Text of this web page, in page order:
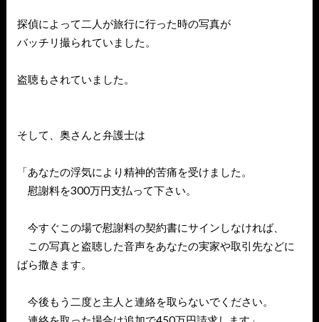
探偵によって二人が旅行に行った時の写真が
バッチリ撮られていました。
盗聴もされていました。
そして、奥さんと弁護士は
「あなたの浮気により精神的苦痛を受けました。
慰謝料を300万円支払って下さい。
今すぐこの場で慰謝料の契約書にサインしなければ、
この写真と盗聴した音声をあなたの実家や取引先などに
ばら撒きます。
今後もう二度と主人と連絡を取らないでください。